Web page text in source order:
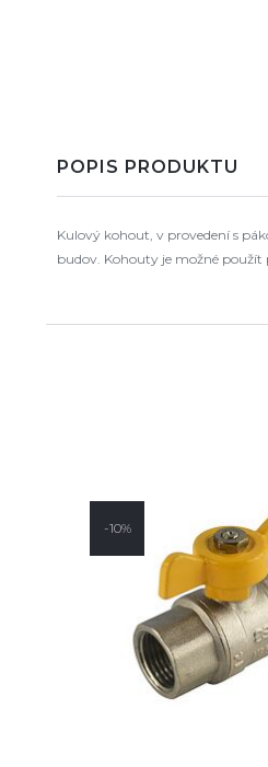
POPIS PRODUKTU
Kulový kohout, v provedení s
budov. Kohouty je možné
-10%